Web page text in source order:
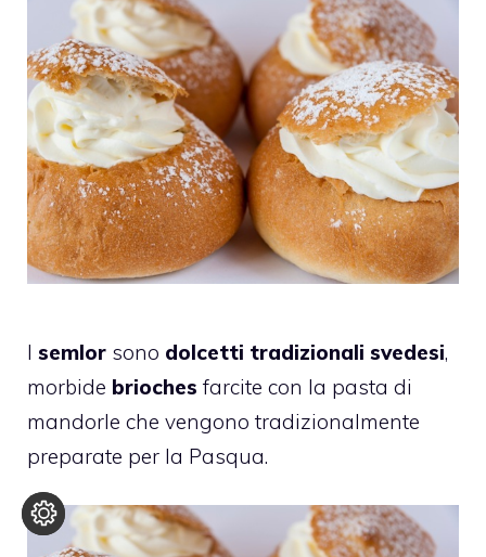
I semlor sono dolcetti tradizionali svedesi,
morbide brioches farcite con la pasta di
mandorle che vengono tradizionalmente
preparate per la Pasqua.